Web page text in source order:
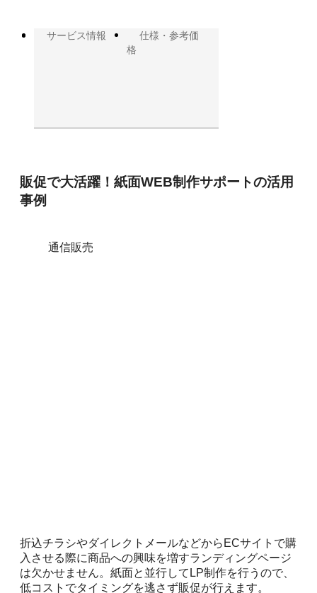
活
サービス情報
仕様・参考価
格
販促で大活躍！紙面WEB制作サポートの活用
事例
通信販売
折込チラシやダイレクトメールなどからECサイトで購
入させる際に商品への興味を増すランディングページ
は欠かせません。紙面と並行してLP制作を行うので、
低コストでタイミングを逃さず販促が行えます。